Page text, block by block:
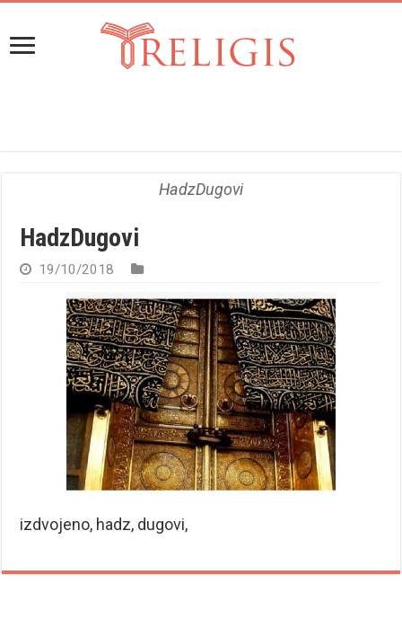
HadzDugovi
HadzDugovi
19/10/2018
izdvojeno, hadz, dugovi,